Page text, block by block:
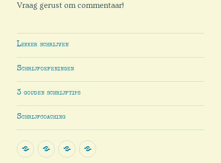
Vraag gerust om commentaar!
Lekker schrijven
Schrijfoefeningen
3 gouden schrijftips
Schrijfcoaching
LekkerSchrijfoefeningen
3
Schrijfcoaching